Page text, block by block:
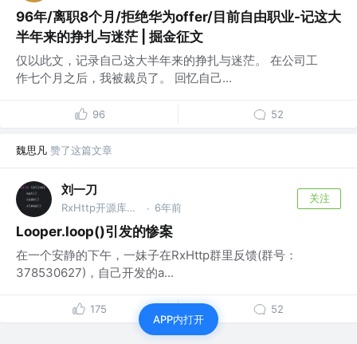
96年/离职8个月/拒绝华为offer/目前自由职业-记这大
半年来的挣扎与迷茫 | 掘金征文
仅以此文，记录自己这大半年来的挣扎与迷茫。 在公司工
作七个月之后，我被裁员了。 回忆自己...
96 52
魏思凡 赞了这篇文章
刘一刀
RxHttp开源库作者 @RxHttp作者 · 6年前
关注
Looper.loop()引发的惨案
在一个安静的下午，一妹子在RxHttp群里反馈(群号：
378530627)，自己开发的a...
175
52
APP内打开